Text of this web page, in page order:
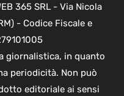
365 SRL - Via Nicola
- Codice Fiscale e
giornalistica, in quanto
periodicità. Non può
editoriale ai sensi